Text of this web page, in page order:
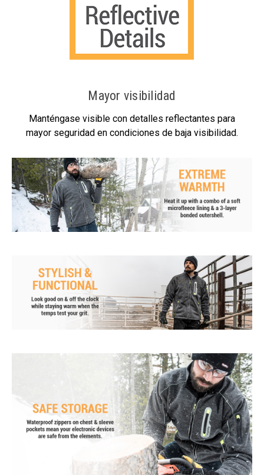
Mayor visibilidad
Manténgase visible con detalles reflectantes para
mayor seguridad en condiciones de baja visibilidad.